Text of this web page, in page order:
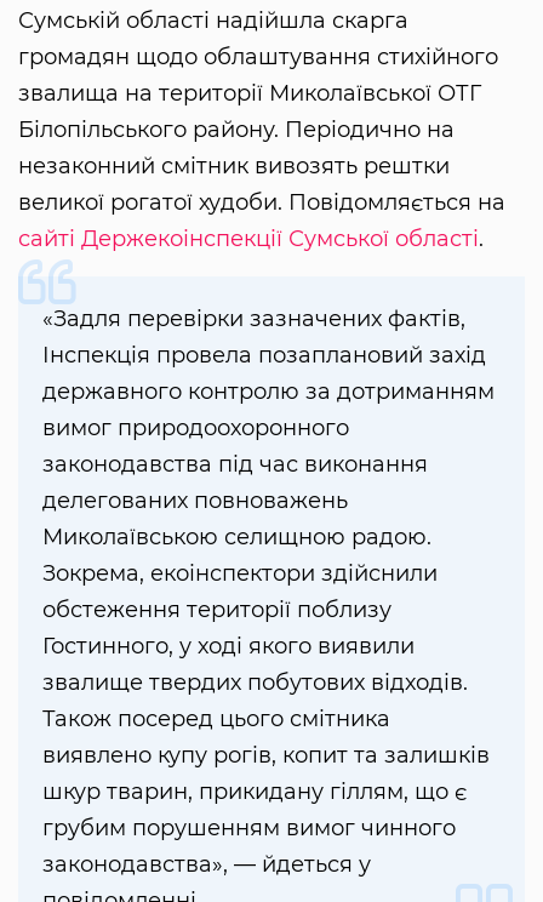
Сумській області надійшла скарга
громадян щодо облаштування стихійного
звалища на території Миколаївської ОТГ
Білопільського району. Періодично на
незаконний смітник вивозять рештки
великої рогатої худоби. Повідомляється на
сайті Держекоінспекції Сумської області.
«Задля перевірки зазначених фактів,
Інспекція провела позаплановий захід
державного контролю за дотриманням
вимог природоохоронного
законодавства під час виконання
делегованих повноважень
Миколаївською селищною радою.
Зокрема, екоінспектори здійснили
обстеження території поблизу
Гостинного, у ході якого виявили
звалище твердих побутових відходів.
Також посеред цього смітника
виявлено купу рогів, копит та залишків
шкур тварин, прикидану гіллям, що є
грубим порушенням вимог чинного
законодавства», — йдеться у